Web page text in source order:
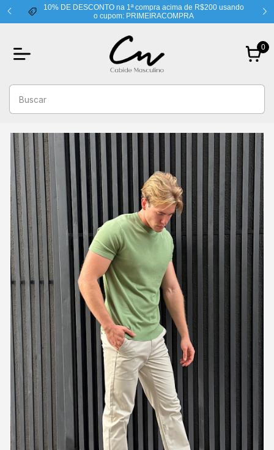
10% DE DESCONTO na 1ª compra acima de R$200 usando
o cupom: PRIMEIRACOMPRA
0